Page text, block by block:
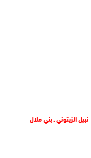
نبيل الزيتوني ـ بني ملال